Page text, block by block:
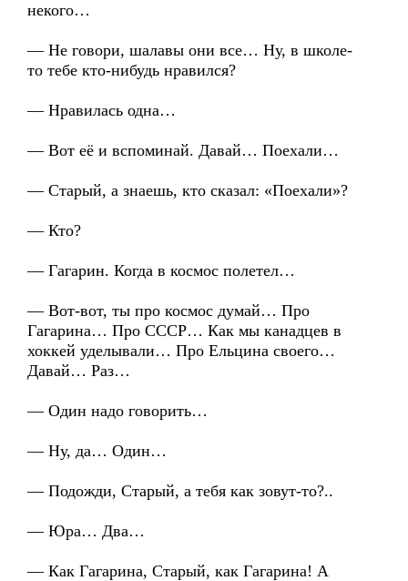
некого…
— Не говори, шалавы они все… Ну, в школе-
то тебе кто-нибудь нравился?
— Нравилась одна…
— Вот её и вспоминай. Давай… Поехали…
— Старый, а знаешь, кто сказал: «Поехали»?
— Кто?
— Гагарин. Когда в космос полетел…
— Вот-вот, ты про космос думай… Про
Гагарина… Про СССР… Как мы канадцев в
хоккей уделывали… Про Ельцина своего…
Давай… Раз…
— Один надо говорить…
— Ну, да… Один…
— Подожди, Старый, а тебя как зовут-то?..
— Юра… Два…
— Как Гагарина, Старый, как Гагарина! А